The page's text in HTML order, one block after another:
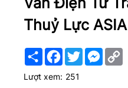
Thuỷ Lực ASIA
Share Facebook
Twitter
Lượt xem: 251